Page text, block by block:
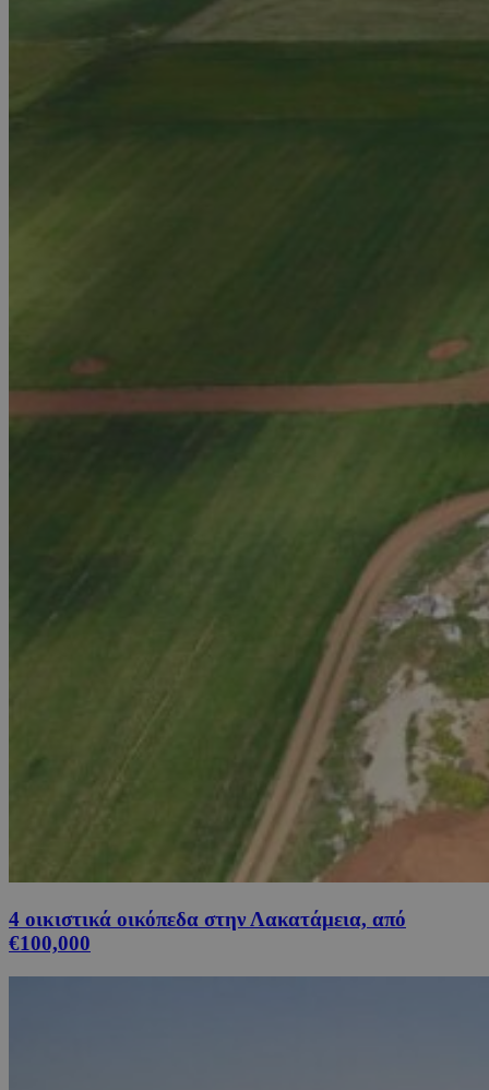
4 οικιστικά οικόπεδα στην Λακατάμεια, από
€100,000